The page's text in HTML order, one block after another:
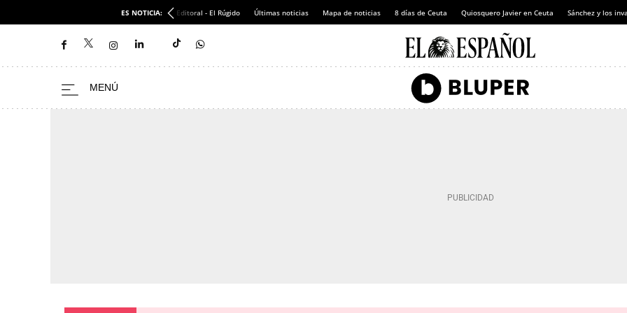
ES NOTICIA: Editoral - El Rúgido Últimas noticias Mapa de noticias 8 días de Ceuta Quiosquero Javier en Ceuta Sánchez y los